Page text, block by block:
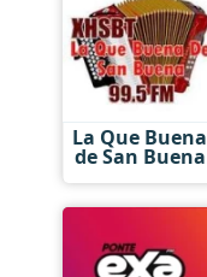
La Que Buena
de San Buena